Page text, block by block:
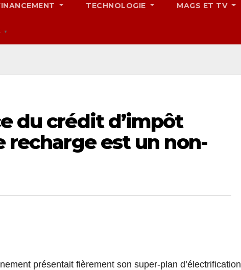
TECHNOLOGIE MAGS ET TV
▼
du crédit d’impôt
recharge est un non-
présentait fièrement son super-plan d’électrification